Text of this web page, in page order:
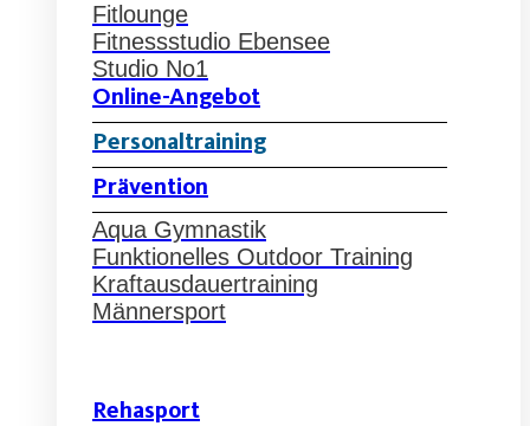
Fitlounge
Fitnessstudio Ebensee
Studio No1
Online-Angebot
Personaltraining
Prävention
Aqua Gymnastik
Funktionelles Outdoor Training
Kraftausdauertraining
Männersport
Rehasport